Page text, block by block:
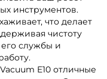
инструментов.
что делает
чистоту
службы и
E10 отличные